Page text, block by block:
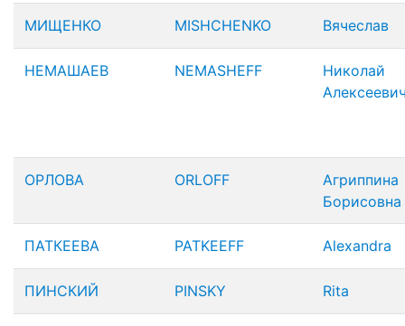
МИЩЕНКО MISHCHENKO Вячеслав
НЕМАШАЕВ NEMASHEFF
Николай
ОРЛОВА ORLOFF
Агриппина
Борисовна
ПАТКЕЕВА PATKEEFF Alexandra
ПИНСКИЙ PINSKY Rita